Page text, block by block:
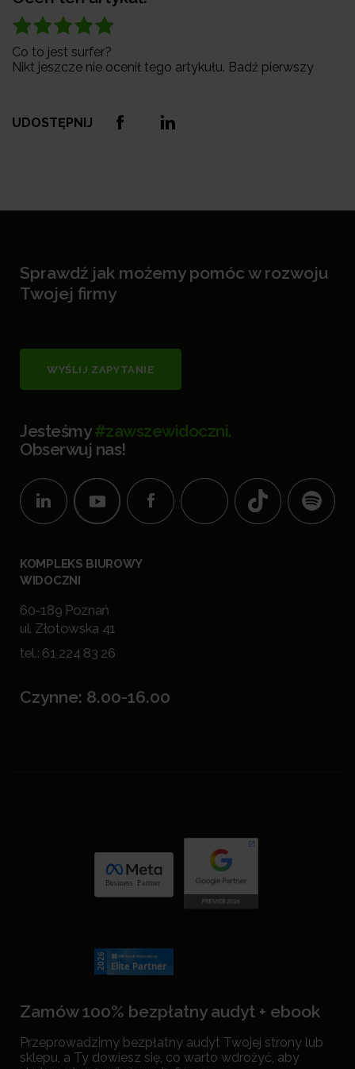
Co to jest surfer?
Nikt jeszcze nie ocenił tego artykułu. Badź pierwszy
UDOSTĘPNIJ
Sprawdź jak możemy pomóc w rozwoju
Twojej firmy
WYŚLIJ ZAPYTANIE
Jesteśmy#zawszewidoczni.
Obserwuj nas!
KOMPLEKS BIUROWY
WIDOCZNI
60-189 Poznań
ul. Złotowska 41
tel.: 61 224 83 26
Czynne: 8.00-16.00
Zamów 100% bezpłatny audyt + ebook
Przeprowadzimy bezpłatny audyt Twojej strony lub
sklepu, a Ty dowiesz się, co warto wdrożyć, aby